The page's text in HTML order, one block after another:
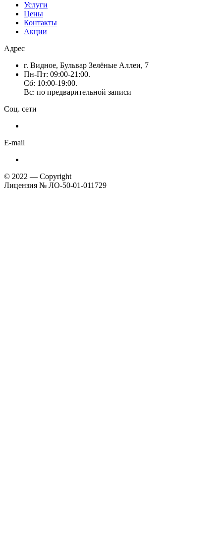
Услуги
Цены
Контакты
Акции
Адрес
г. Видное, Бульвар Зелёные Аллеи, 7
Пн-Пт: 09:00-21:00.
Сб: 10:00-19:00.
Вс: по предварительной записи
Соц. сети
E-mail
© 2022 — Copyright
Лицензия № ЛО-50-01-011729